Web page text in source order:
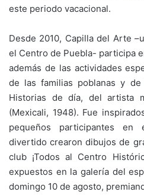
este periodo vacacional.
Desde 2010, Capilla del Arte
el Centro de Puebla- participa
además de las actividades
de las familias poblanas y
Historias de día, del artista
(Mexicali, 1948). Fue
pequeños participantes en
divertido crearon dibujos de
club ¡Todos al Centro
expuestos en la galería del
domingo 10 de agosto,